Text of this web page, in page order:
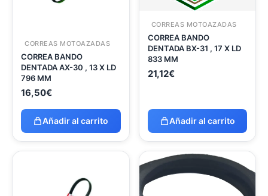
CORREAS MOTOAZADAS
CORREA BANDO
DENTADA AX-30 , 13 X LD
796 MM
16,50€
Añadir al carrito
CORREAS MOTOAZADAS
CORREA BANDO
DENTADA BX-31 , 17 X LD
833 MM
21,12€
Añadir al carrito